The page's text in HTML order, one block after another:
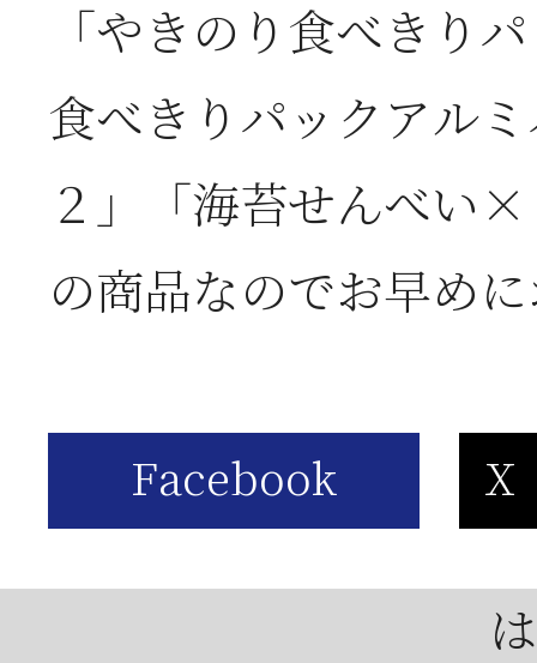
2026年06月05日
2026年05月23日
6
「やきのり食べきり
食べきりパックアル
２」「海苔せんべい
の商品なのでお早め